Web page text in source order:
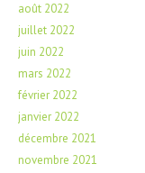
août 2022
juillet 2022
juin 2022
mars 2022
février 2022
janvier 2022
décembre 2021
novembre 2021